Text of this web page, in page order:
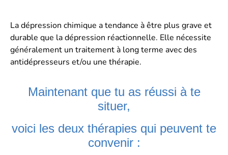
La dépression chimique a tendance à être plus grave et
durable que la dépression réactionnelle. Elle nécessite
généralement un traitement à long terme avec des
antidépresseurs et/ou une thérapie.
Maintenant que tu as réussi à te
situer,
voici les deux thérapies qui peuvent te
convenir :